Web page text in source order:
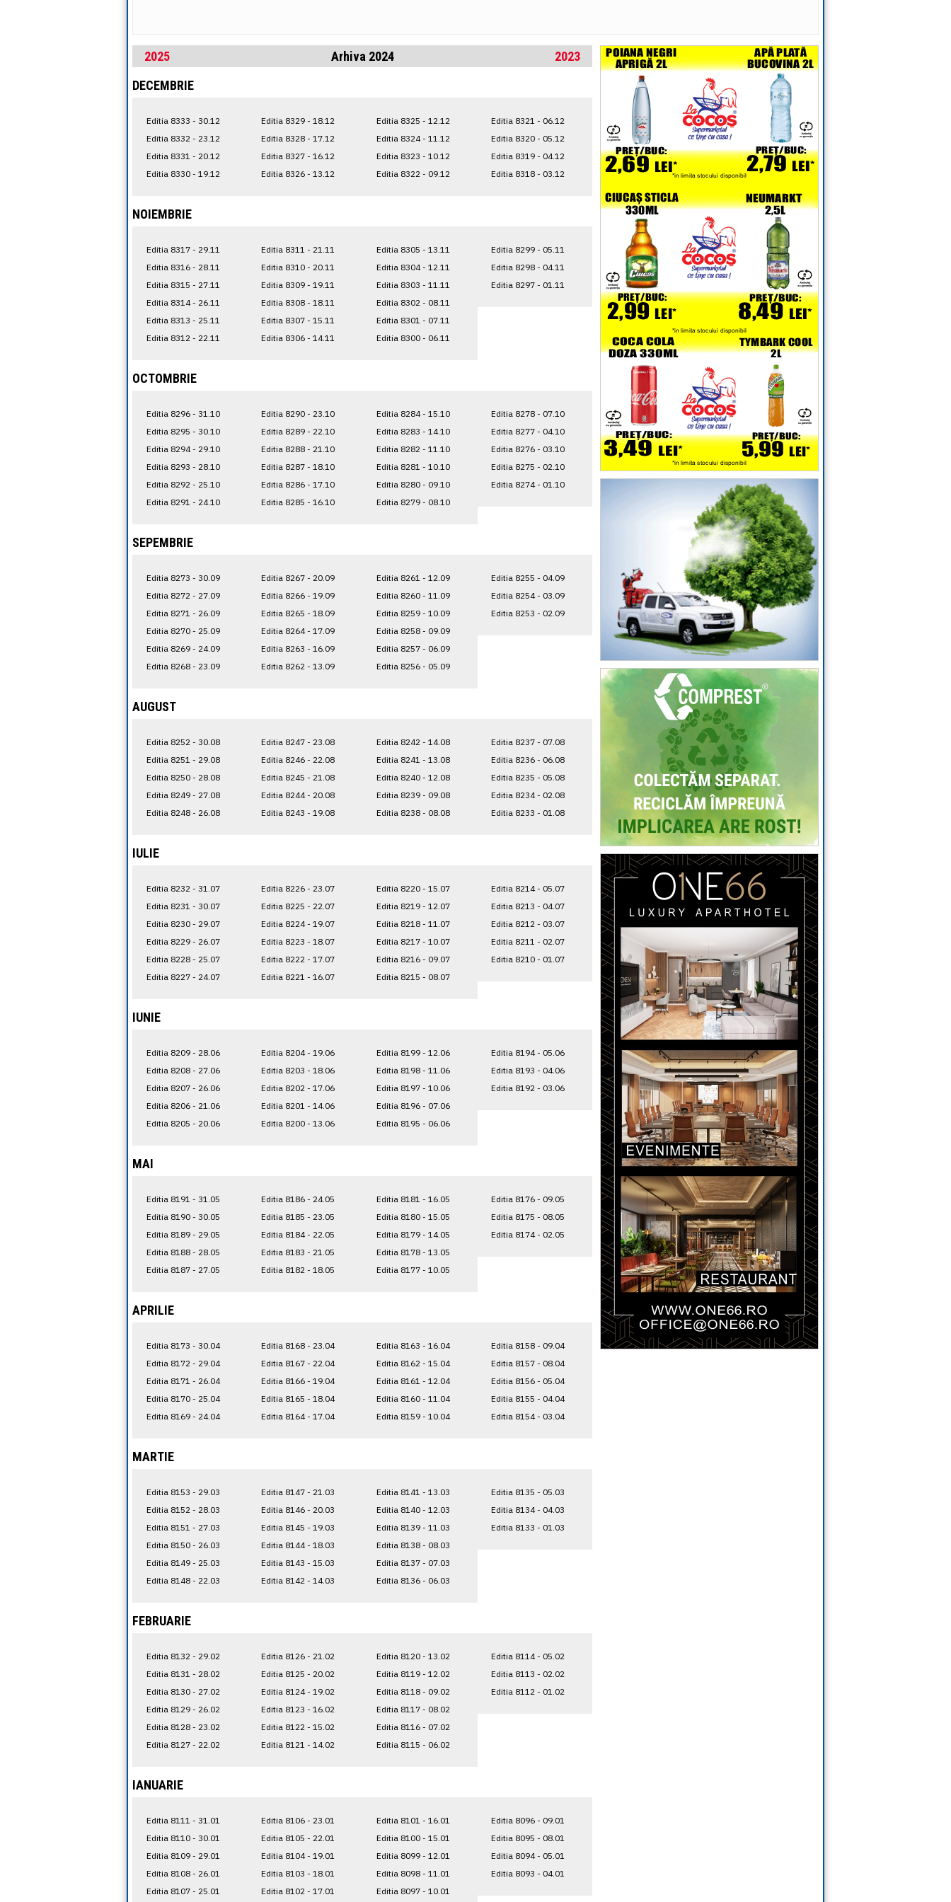
2025 2023
Arhiva 2024
DECEMBRIE
Editia 8333 - 30.12
Editia 8332 - 23.12
Editia 8331 - 20.12
Editia 8330 - 19.12
Editia 8329 - 18.12
Editia 8328 - 17.12
Editia 8327 - 16.12
Editia 8326 - 13.12
Editia 8325 - 12.12
Editia 8324 - 11.12
Editia 8323 - 10.12
Editia 8322 - 09.12
Editia 8321 - 06.12
Editia 8320 - 05.12
Editia 8319 - 04.12
Editia 8318 - 03.12
NOIEMBRIE
Editia 8317 - 29.11
Editia 8316 - 28.11
Editia 8315 - 27.11
Editia 8314 - 26.11
Editia 8313 - 25.11
Editia 8312 - 22.11
Editia 8311 - 21.11
Editia 8310 - 20.11
Editia 8309 - 19.11
Editia 8308 - 18.11
Editia 8307 - 15.11
Editia 8306 - 14.11
Editia 8305 - 13.11
Editia 8304 - 12.11
Editia 8303 - 11.11
Editia 8302 - 08.11
Editia 8301 - 07.11
Editia 8300 - 06.11
Editia 8299 - 05.11
Editia 8298 - 04.11
Editia 8297 - 01.11
OCTOMBRIE
Editia 8296 - 31.10
Editia 8295 - 30.10
Editia 8294 - 29.10
Editia 8293 - 28.10
Editia 8292 - 25.10
Editia 8291 - 24.10
Editia 8290 - 23.10
Editia 8289 - 22.10
Editia 8288 - 21.10
Editia 8287 - 18.10
Editia 8286 - 17.10
Editia 8285 - 16.10
Editia 8284 - 15.10
Editia 8283 - 14.10
Editia 8282 - 11.10
Editia 8281 - 10.10
Editia 8280 - 09.10
Editia 8279 - 08.10
Editia 8278 - 07.10
Editia 8277 - 04.10
Editia 8276 - 03.10
Editia 8275 - 02.10
Editia 8274 - 01.10
SEPEMBRIE
Editia 8273 - 30.09
Editia 8272 - 27.09
Editia 8271 - 26.09
Editia 8270 - 25.09
Editia 8269 - 24.09
Editia 8268 - 23.09
Editia 8267 - 20.09
Editia 8266 - 19.09
Editia 8265 - 18.09
Editia 8264 - 17.09
Editia 8263 - 16.09
Editia 8262 - 13.09
Editia 8261 - 12.09
Editia 8260 - 11.09
Editia 8259 - 10.09
Editia 8258 - 09.09
Editia 8257 - 06.09
Editia 8256 - 05.09
Editia 8255 - 04.09
Editia 8254 - 03.09
Editia 8253 - 02.09
AUGUST
Editia 8252 - 30.08
Editia 8251 - 29.08
Editia 8250 - 28.08
Editia 8249 - 27.08
Editia 8248 - 26.08
Editia 8247 - 23.08
Editia 8246 - 22.08
Editia 8245 - 21.08
Editia 8244 - 20.08
Editia 8243 - 19.08
Editia 8242 - 14.08
Editia 8241 - 13.08
Editia 8240 - 12.08
Editia 8239 - 09.08
Editia 8238 - 08.08
Editia 8237 - 07.08
Editia 8236 - 06.08
Editia 8235 - 05.08
Editia 8234 - 02.08
Editia 8233 - 01.08
IULIE
Editia 8232 - 31.07
Editia 8231 - 30.07
Editia 8230 - 29.07
Editia 8229 - 26.07
Editia 8228 - 25.07
Editia 8227 - 24.07
Editia 8226 - 23.07
Editia 8225 - 22.07
Editia 8224 - 19.07
Editia 8223 - 18.07
Editia 8222 - 17.07
Editia 8221 - 16.07
Editia 8220 - 15.07
Editia 8219 - 12.07
Editia 8218 - 11.07
Editia 8217 - 10.07
Editia 8216 - 09.07
Editia 8215 - 08.07
Editia 8214 - 05.07
Editia 8213 - 04.07
Editia 8212 - 03.07
Editia 8211 - 02.07
Editia 8210 - 01.07
IUNIE
Editia 8209 - 28.06
Editia 8208 - 27.06
Editia 8207 - 26.06
Editia 8206 - 21.06
Editia 8205 - 20.06
Editia 8204 - 19.06
Editia 8203 - 18.06
Editia 8202 - 17.06
Editia 8201 - 14.06
Editia 8200 - 13.06
Editia 8199 - 12.06
Editia 8198 - 11.06
Editia 8197 - 10.06
Editia 8196 - 07.06
Editia 8195 - 06.06
Editia 8194 - 05.06
Editia 8193 - 04.06
Editia 8192 - 03.06
MAI
Editia 8191 - 31.05
Editia 8190 - 30.05
Editia 8189 - 29.05
Editia 8188 - 28.05
Editia 8187 - 27.05
Editia 8186 - 24.05
Editia 8185 - 23.05
Editia 8184 - 22.05
Editia 8183 - 21.05
Editia 8182 - 18.05
Editia 8181 - 16.05
Editia 8180 - 15.05
Editia 8179 - 14.05
Editia 8178 - 13.05
Editia 8177 - 10.05
Editia 8176 - 09.05
Editia 8175 - 08.05
Editia 8174 - 02.05
APRILIE
Editia 8173 - 30.04
Editia 8172 - 29.04
Editia 8171 - 26.04
Editia 8170 - 25.04
Editia 8169 - 24.04
Editia 8168 - 23.04
Editia 8167 - 22.04
Editia 8166 - 19.04
Editia 8165 - 18.04
Editia 8164 - 17.04
Editia 8163 - 16.04
Editia 8162 - 15.04
Editia 8161 - 12.04
Editia 8160 - 11.04
Editia 8159 - 10.04
Editia 8158 - 09.04
Editia 8157 - 08.04
Editia 8156 - 05.04
Editia 8155 - 04.04
Editia 8154 - 03.04
MARTIE
Editia 8153 - 29.03
Editia 8152 - 28.03
Editia 8151 - 27.03
Editia 8150 - 26.03
Editia 8149 - 25.03
Editia 8148 - 22.03
Editia 8147 - 21.03
Editia 8146 - 20.03
Editia 8145 - 19.03
Editia 8144 - 18.03
Editia 8143 - 15.03
Editia 8142 - 14.03
Editia 8141 - 13.03
Editia 8140 - 12.03
Editia 8139 - 11.03
Editia 8138 - 08.03
Editia 8137 - 07.03
Editia 8136 - 06.03
Editia 8135 - 05.03
Editia 8134 - 04.03
Editia 8133 - 01.03
FEBRUARIE
Editia 8132 - 29.02
Editia 8131 - 28.02
Editia 8130 - 27.02
Editia 8129 - 26.02
Editia 8128 - 23.02
Editia 8127 - 22.02
Editia 8126 - 21.02
Editia 8125 - 20.02
Editia 8124 - 19.02
Editia 8123 - 16.02
Editia 8122 - 15.02
Editia 8121 - 14.02
Editia 8120 - 13.02
Editia 8119 - 12.02
Editia 8118 - 09.02
Editia 8117 - 08.02
Editia 8116 - 07.02
Editia 8115 - 06.02
Editia 8114 - 05.02
Editia 8113 - 02.02
Editia 8112 - 01.02
IANUARIE
Editia 8111 - 31.01
Editia 8110 - 30.01
Editia 8109 - 29.01
Editia 8108 - 26.01
Editia 8107 - 25.01
Editia 8106 - 23.01
Editia 8105 - 22.01
Editia 8104 - 19.01
Editia 8103 - 18.01
Editia 8102 - 17.01
Editia 8101 - 16.01
Editia 8100 - 15.01
Editia 8099 - 12.01
Editia 8098 - 11.01
Editia 8097 - 10.01
Editia 8096 - 09.01
Editia 8095 - 08.01
Editia 8094 - 05.01
Editia 8093 - 04.01